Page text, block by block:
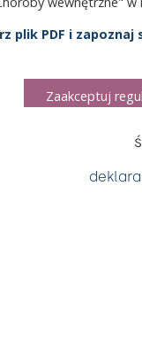
plik PDF i zapoznaj
Zaakceptuj